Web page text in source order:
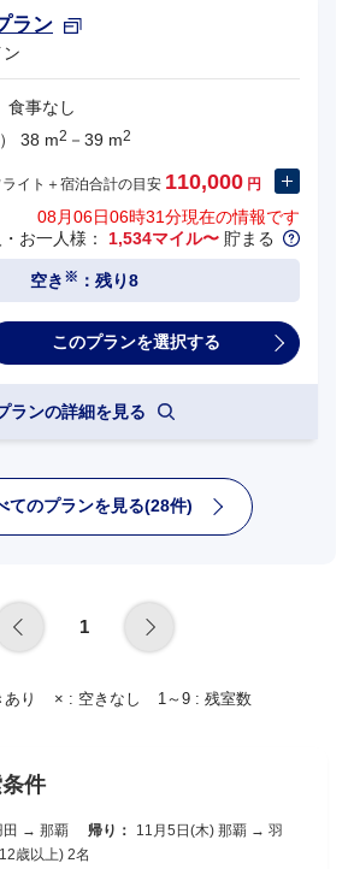
ラン
食事なし
38 m2 －39 m2
ライト＋宿泊合計の目安 110,000 円
08月06日06時31分現在の情報です
お一人様： 1,534マイル〜 貯まる
空き ※ ：残り8
ランの詳細を見る
てのプランを見る(28件)
1
あり × : 空きなし 1～9 : 残室数
件
田 → 那覇 帰り：
11月5日(木) 那覇 → 羽
歳以上) 2名